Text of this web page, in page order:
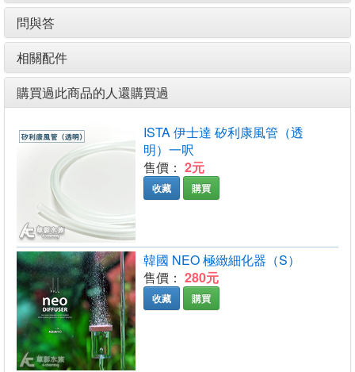
問與答
相關配件
購買過此商品的人還購買過
ISTA 伊士達 矽利康風管（透
明）一呎
售價： 2元
收藏 購買
韓國 NEO 極緻細化器（S）
售價： 280元
收藏 購買